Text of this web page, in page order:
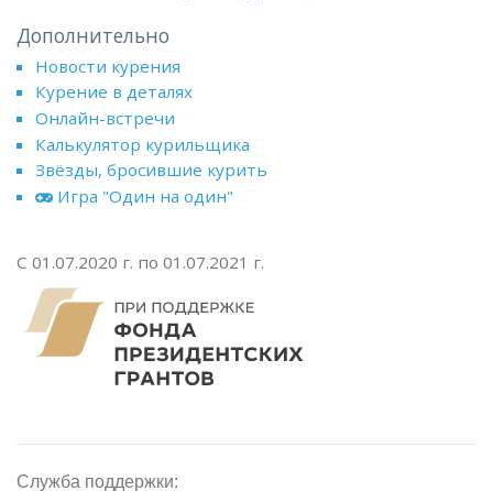
Дополнительно
Новости курения
Курение в деталях
Онлайн-встречи
Калькулятор курильщика
Звёзды, бросившие курить
Игра "Один на один"
С 01.07.2020 г. по 01.07.2021 г.
Служба поддержки: